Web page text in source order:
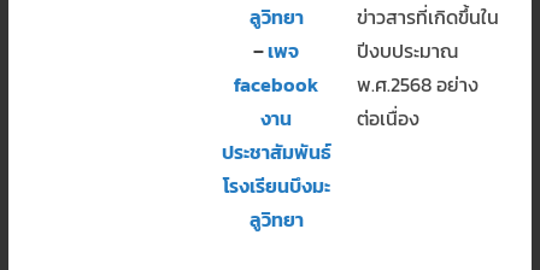
ลูวิทยา
–เพจ
facebook
งาน
ประชาสัมพันธ์
โรงเรียนบึงมะ
ลูวิทยา
ข่าวสารที่เกิดขึ้นใน
ปีงบประมาณ
พ.ศ.2568 อย่าง
ต่อเนื่อง